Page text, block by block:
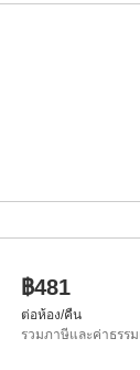
฿481
ต่อห้อง/คืน
รวมภาษีและค่าธรรม